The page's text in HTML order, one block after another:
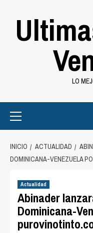
LO
Menu
INICIO ACTUALIDAD
DOMINICANA-VENEZUELA
Actualidad
Abinader
Dominicana-